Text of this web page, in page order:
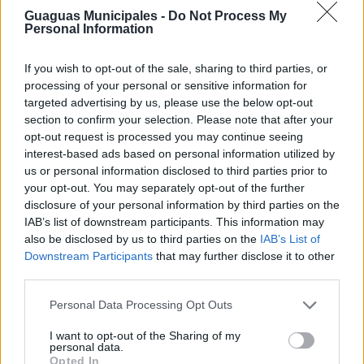
Guaguas Municipales - Do Not Process My
Personal Information
If you wish to opt-out of the sale, sharing to third parties, or
processing of your personal or sensitive information for
targeted advertising by us, please use the below opt-out
section to confirm your selection. Please note that after your
opt-out request is processed you may continue seeing
interest-based ads based on personal information utilized by
us or personal information disclosed to third parties prior to
your opt-out. You may separately opt-out of the further
disclosure of your personal information by third parties on the
IAB’s list of downstream participants. This information may
also be disclosed by us to third parties on the IAB’s List of
Downstream Participants that may further disclose it to other
Personal Data Processing Opt Outs
I want to opt-out of the Sharing of my
personal data.
Opted In
El sábado 20, tendrá lugar a las 10:00 horas en el
Parque de Educación Vial de la Policía Local el primer
la Infancia y de la Adolescencia) del curso escolar, con la
participación de distintas personas del ámbito de la
movilidad que formarán a los niños y niñas para que
sean embajadores de movilidad urbana sostenible en
sus centros escolares.
Por la tarde, a partir de las 17:30 horas, en el Parque del
Estadio Insular de la capital, se celebrará un concierto a
cargo de la iniciativa solidaria Barrios Orquestados.
Simultáneamente, en el mismo espacio, el proyecto
Sítycleta Sin Límites organizará una serie de
actividades y talleres inclusivos.
El domingo 21, la ciudad celebra el evento más popular
realizará en la rotonda de Belén María desde las 10:00
tarde, en un circuito que atravesará la
Avenida Marítima y que terminará en la Fuente